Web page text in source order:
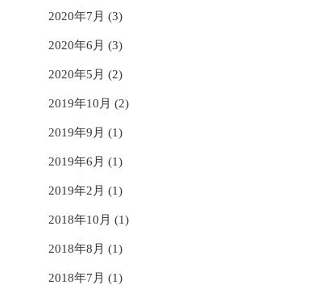
2020年7月 (3)
2020年6月 (3)
2020年5月 (2)
2019年10月 (2)
2019年9月 (1)
2019年6月 (1)
2019年2月 (1)
2018年10月 (1)
2018年8月 (1)
2018年7月 (1)